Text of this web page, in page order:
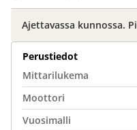
Ajettavassa kunnossa.
Perustiedot
Mittarilukema
Moottori
Vuosimalli